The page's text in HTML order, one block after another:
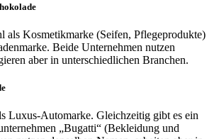
als Kosmetikmarke (Seifen, Pflegeprodukte)
Beide Unternehmen nutzen
aber in unterschiedlichen Branchen.
Luxus-Automarke. Gleichzeitig gibt es ein
„Bugatti“ (Bekleidung und